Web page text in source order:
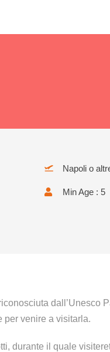
Napoli o
Min Age : 5
dall’Unesco
per venire a visitarla.
durante il quale